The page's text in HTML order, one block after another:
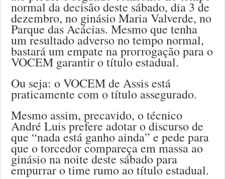
normal da decisão deste sábado, dia 3 de
dezembro, no ginásio Maria Valverde, no
Parque das Acácias. Mesmo que tenha
um resultado adverso no tempo normal,
bastará um empate na prorrogação para o
VOCEM garantir o título estadual.
Ou seja: o VOCEM de Assis está
praticamente com o título assegurado.
Mesmo assim, precavido, o técnico
André Luis prefere adotar o discurso de
que “nada está ganho ainda” e pede para
que o torcedor compareça em massa ao
ginásio na noite deste sábado para
empurrar o time rumo ao título estadual.